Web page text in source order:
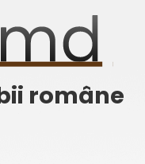
române